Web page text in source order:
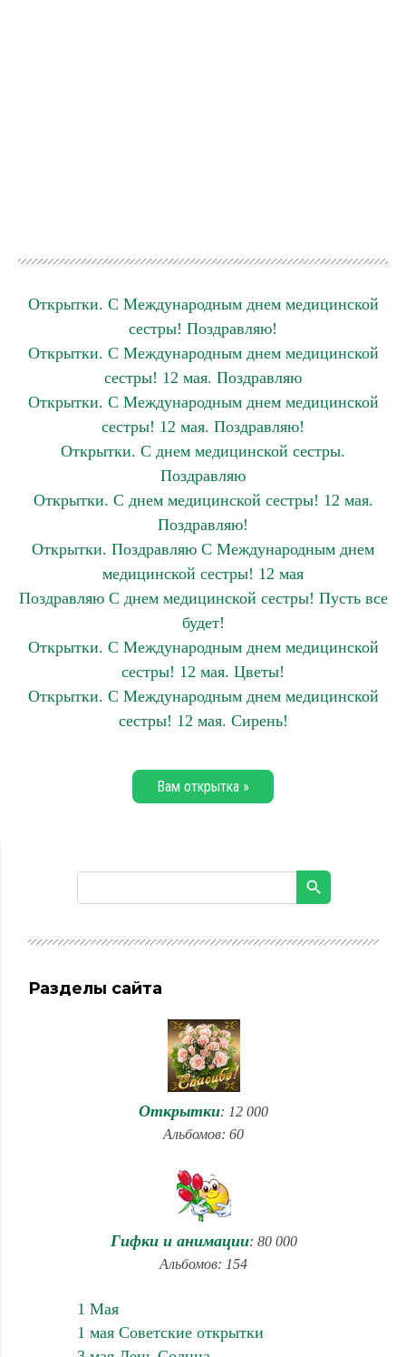
Открытки. С Международным днем медицинской
сестры! Поздравляю!
Открытки. С Международным днем медицинской
сестры! 12 мая. Поздравляю
Открытки. С Международным днем медицинской
сестры! 12 мая. Поздравляю!
Открытки. С днем медицинской сестры.
Поздравляю
Открытки. С днем медицинской сестры! 12 мая.
Поздравляю!
Открытки. Поздравляю С Международным днем
медицинской сестры! 12 мая
Поздравляю С днем медицинской сестры! Пусть все
будет!
Открытки. С Международным днем медицинской
сестры! 12 мая. Цветы!
Открытки. С Международным днем медицинской
сестры! 12 мая. Сирень!
Вам открытка »
Разделы сайта
Открытки: 12 000
Альбомов: 60
Гифки и анимации: 80 000
Альбомов: 154
1 Мая
1 мая Советские открытки